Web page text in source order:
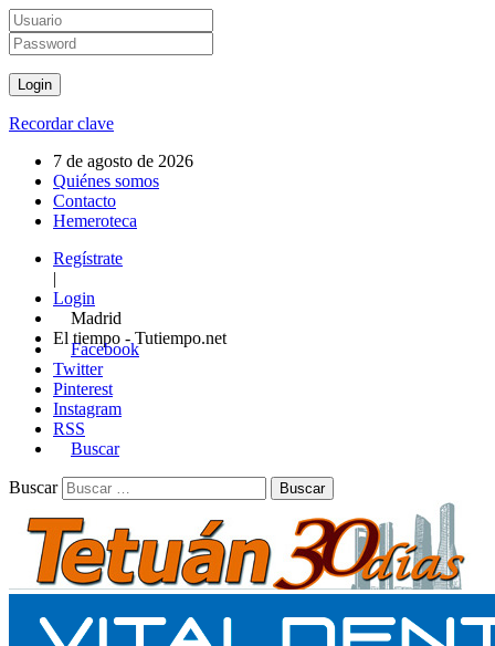
Recordar clave
7 de agosto de 2026
Quiénes somos
Contacto
Hemeroteca
Regístrate
|
Login
Madrid
El tiempo - Tutiempo.net
Facebook
Twitter
Pinterest
Instagram
RSS
Buscar
Buscar